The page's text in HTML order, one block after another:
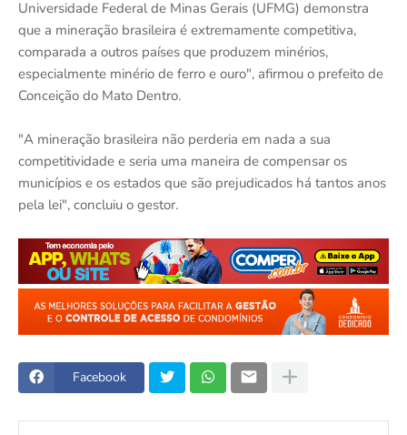
Universidade Federal de Minas Gerais (UFMG) demonstra
que a mineração brasileira é extremamente competitiva,
comparada a outros países que produzem minérios,
especialmente minério de ferro e ouro", afirmou o prefeito de
Conceição do Mato Dentro.
"A mineração brasileira não perderia em nada a sua
competitividade e seria uma maneira de compensar os
municípios e os estados que são prejudicados há tantos anos
pela lei", concluiu o gestor.
Facebook